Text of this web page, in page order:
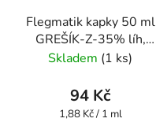
Flegmatik kapky 50 ml
GREŠÍK-Z-35% líh,
Devatero bylin kapky
Skladem (1 ks)
94 Kč
Měrná
1,88 Kč / 1 ml